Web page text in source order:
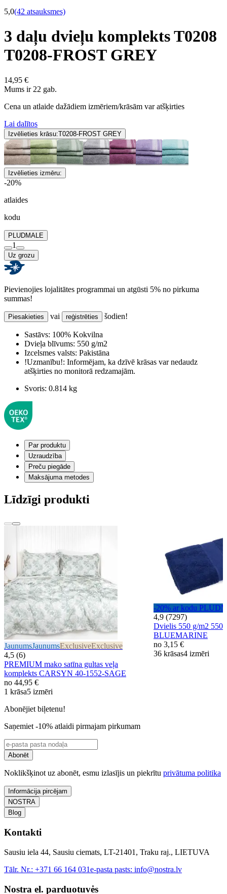
5,0(42 atsauksmes)
3 daļu dvieļu komplekts T0208
T0208-FROST GREY
14,95 €
Mums ir 22 gab.
Cena un atlaide dažādiem izmēriem/krāsām var atšķirties
Lai dalītos
Izvēlieties krāsu:T0208-FROST GREY
Izvēlieties izmēru:
-20%
atlaides
kodu
PLUDMALE
1
Uz grozu
Pievienojies lojalitātes programmai un atgūsti 5% no pirkuma
summas!
Piesakieties vai reģistrēties šodien!
Sastāvs: 100% Kokvilna
Dvieļa blīvums: 550 g/m2
Izcelsmes valsts: Pakistāna
!Uzmanību!: Informējam, ka dzīvē krāsas var nedaudz
atšķirties no monitorā redzamajām.
Svoris: 0.814 kg
Par produktu
Uzraudzība
Preču piegāde
Maksājuma metodes
Līdzīgi produkti
JaunumsJaunumsExclusiveExclusive
4,5 (6)
PREMIUM mako satīna gultas veļa
komplekts CARSYN 40-1552-SAGE
no 44,95 €
1 krāsa5 izmēri
-20% ar kodu
4,9 (7297)
Dvielis 550 g/m2
BLUEMARINE
no 3,15 €
36 krāsas4 izmēri
Abonējiet biļetenu!
Saņemiet -10% atlaidi pirmajam pirkumam
Abonēt
Noklikšķinot uz abonēt, esmu izlasījis un piekrītu privātuma politika
Informācija pircējam
NOSTRA
Blog
Kontakti
Sausiu iela 44, Sausiu ciemats, LT-21401, Traku raj., LIETUVA
Tālr. Nr.: +371 66 164 031e-pasta pasts: info@nostra.lv
Nostra el. parduotuvės